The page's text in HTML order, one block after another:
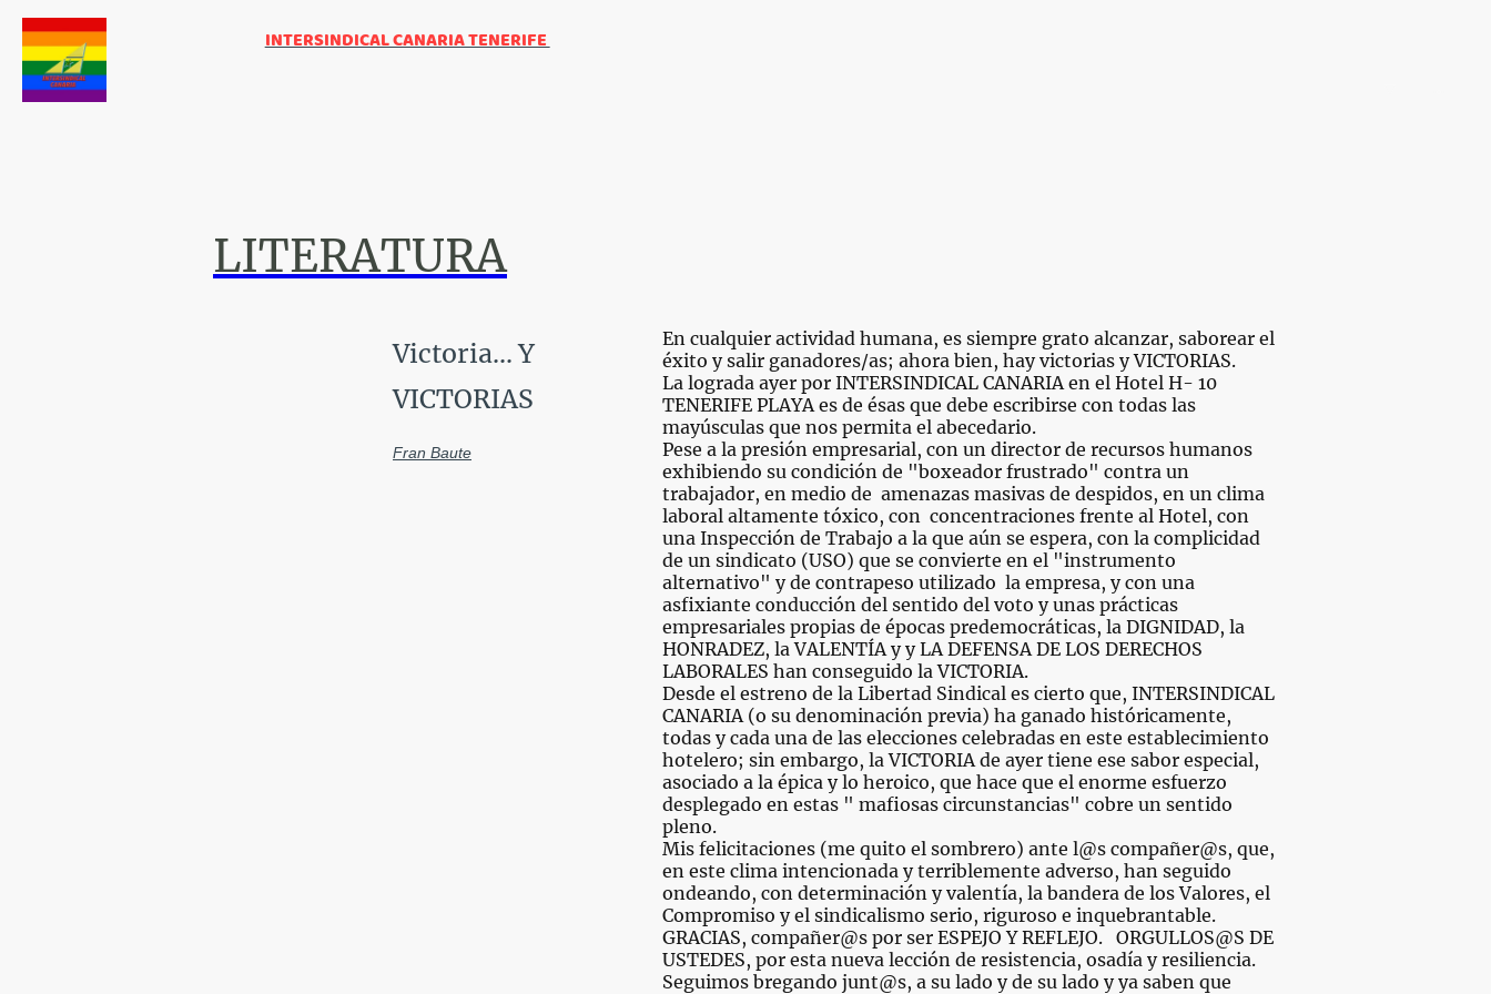
INTERSINDICAL CANARIA TENERIFE
LITERATURA
Victoria... Y
VICTORIAS
Fran Baute
En cualquier actividad humana, es siempre grato alcanzar, saborear el
éxito y salir ganadores/as; ahora bien, hay victorias y VICTORIAS.
La lograda ayer por INTERSINDICAL CANARIA en el Hotel H- 10
TENERIFE PLAYA es de ésas que debe escribirse con todas las
mayúsculas que nos permita el abecedario.
Pese a la presión empresarial, con un director de recursos humanos
exhibiendo su condición de "boxeador frustrado" contra un
trabajador, en medio de amenazas masivas de despidos, en un clima
laboral altamente tóxico, con concentraciones frente al Hotel, con
una Inspección de Trabajo a la que aún se espera, con la complicidad
de un sindicato (USO) que se convierte en el "instrumento
alternativo" y de contrapeso utilizado la empresa, y con una
asfixiante conducción del sentido del voto y unas prácticas
empresariales propias de épocas predemocráticas, la DIGNIDAD, la
HONRADEZ, la VALENTÍA y y LA DEFENSA DE LOS DERECHOS
LABORALES han conseguido la VICTORIA.
Desde el estreno de la Libertad Sindical es cierto que, INTERSINDICAL
CANARIA (o su denominación previa) ha ganado históricamente,
todas y cada una de las elecciones celebradas en este establecimiento
hotelero; sin embargo, la VICTORIA de ayer tiene ese sabor especial,
asociado a la épica y lo heroico, que hace que el enorme esfuerzo
desplegado en estas " mafiosas circunstancias" cobre un sentido
pleno.
Mis felicitaciones (me quito el sombrero) ante l@s compañer@s, que,
en este clima intencionada y terriblemente adverso, han seguido
ondeando, con determinación y valentía, la bandera de los Valores, el
Compromiso y el sindicalismo serio, riguroso e inquebrantable.
GRACIAS, compañer@s por ser ESPEJO Y REFLEJO. ORGULLOS@S DE
USTEDES, por esta nueva lección de resistencia, osadía y resiliencia.
Seguimos bregando junt@s, a su lado y de su lado y ya saben que